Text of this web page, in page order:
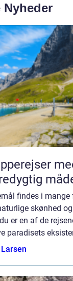
Nyheder
findes i
skønhed
er en af de
paradisets